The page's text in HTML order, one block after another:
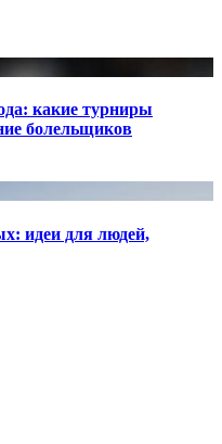
какие турниры
болельщиков
идеи для людей,